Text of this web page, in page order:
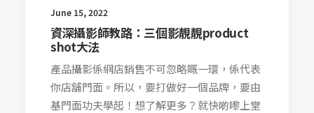
June 15, 2022
資深攝影師教路：三個影靚靚product
shot大法
產品攝影係網店銷售不可忽略嘅一環，係代表
你店舖門面。所以，要打做好一個品牌，要由
基門面功夫學起！想了解更多？就快啲嚟上堂